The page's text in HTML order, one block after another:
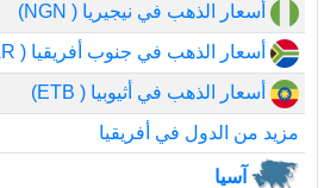
أسعار الذهب في نيجيريا ( NGN)
أسعار الذهب في جنوب أفريقيا ( ZAR)
أسعار الذهب في أثيوبيا ( ETB)
مزيد من الدول في أفريقيا
آسيا